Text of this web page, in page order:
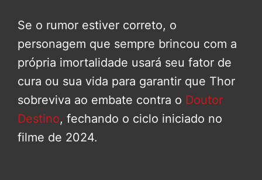
Se o rumor estiver correto, o
personagem que sempre brincou com a
própria imortalidade usará seu fator de
cura ou sua vida para garantir que Thor
sobreviva ao embate contra o Doutor
Destino, fechando o ciclo iniciado no
filme de 2024.